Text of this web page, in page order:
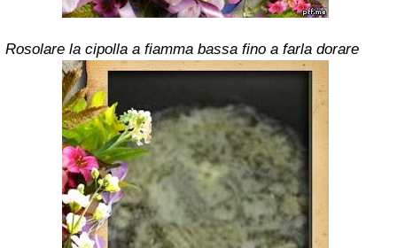
Rosolare la cipolla a fiamma bassa fino a farla dorare